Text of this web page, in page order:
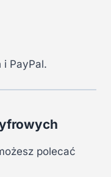
i PayPal.
polecać